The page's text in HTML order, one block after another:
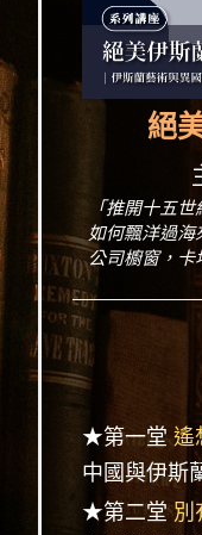
絕
「推開十五
如何飄洋過海
公司櫥窗，卡
★第一堂遙
中國與伊斯
★第二堂別